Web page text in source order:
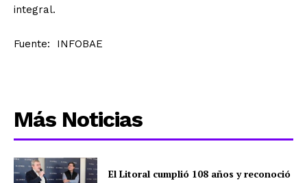
integral.
Fuente: INFOBAE
Más Noticias
El Litoral cumplió 108 años y reconoció